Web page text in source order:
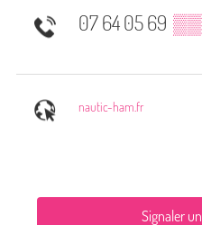
07 64 05 69 ▒▒
nautic-ham.fr
Signaler